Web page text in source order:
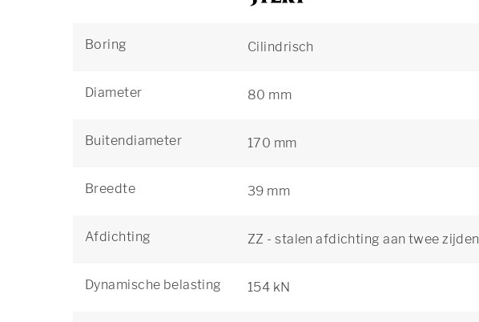
Boring Cilindrisch
Diameter 80 mm
Buitendiameter 170 mm
Breedte 39 mm
Afdichting ZZ - stalen afdichting aan twee zijden
Dynamische belasting 154 kN